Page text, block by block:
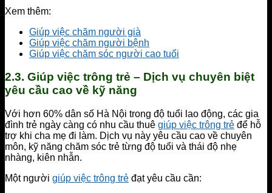
Xem thêm:
Giúp việc chăm người già
Giúp việc chăm người bệnh
Giúp việc chăm sóc người cao tuổi
2.3. Giúp việc trông trẻ – Dịch vụ chuyên biệt
yêu cầu cao về kỹ năng
Với hơn 60% dân số Hà Nội trong độ tuổi lao động, các gia
đình trẻ ngày càng có nhu cầu thuê giúp việc trông trẻ để hỗ
trợ khi cha mẹ đi làm. Dịch vụ này yêu cầu cao về chuyên
môn, kỹ năng chăm sóc trẻ từng độ tuổi và thái độ nhẹ
nhàng, kiên nhẫn.
Một người giúp việc trông trẻ đạt yêu cầu cần: